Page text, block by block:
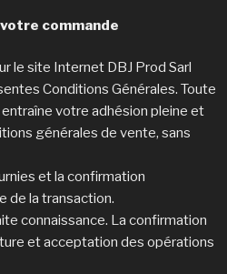
commande
le site Internet DBJ Prod Sarl
Conditions Générales. Toute
votre adhésion pleine et
générales de vente, sans
et la confirmation
de la transaction.
connaissance. La confirmation
et acceptation des opérations